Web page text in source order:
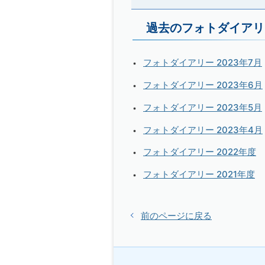
過去のフォトダイア
フォトダイアリー 2023年7月
フォトダイアリー 2023年6月
フォトダイアリー 2023年5月
フォトダイアリー 2023年4月
フォトダイアリー 2022年度
フォトダイアリー 2021年度
前のページに戻る